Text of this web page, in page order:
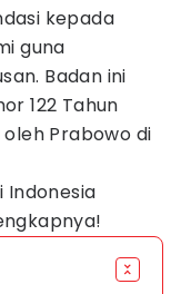
kepada
guna
Badan ini
122 Tahun
Prabowo di
Indonesia